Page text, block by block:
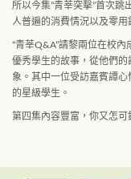
所以今集­”青莘突擊”首次
人普遍的消費情況以及零用
“青莘Q&A”請黎兩位在校
優秀學生的故事，從他們
象。其中一位受訪嘉賓譚心
的星級學生。
第四集內容豐富，你又怎可